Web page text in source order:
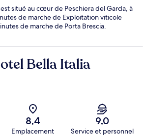
situé au cœur de Peschiera del Garda, à
de marche de Exploitation viticole
de marche de Porta Brescia.
Bella Italia
8,4
Emplacement
9,0
Service et personnel